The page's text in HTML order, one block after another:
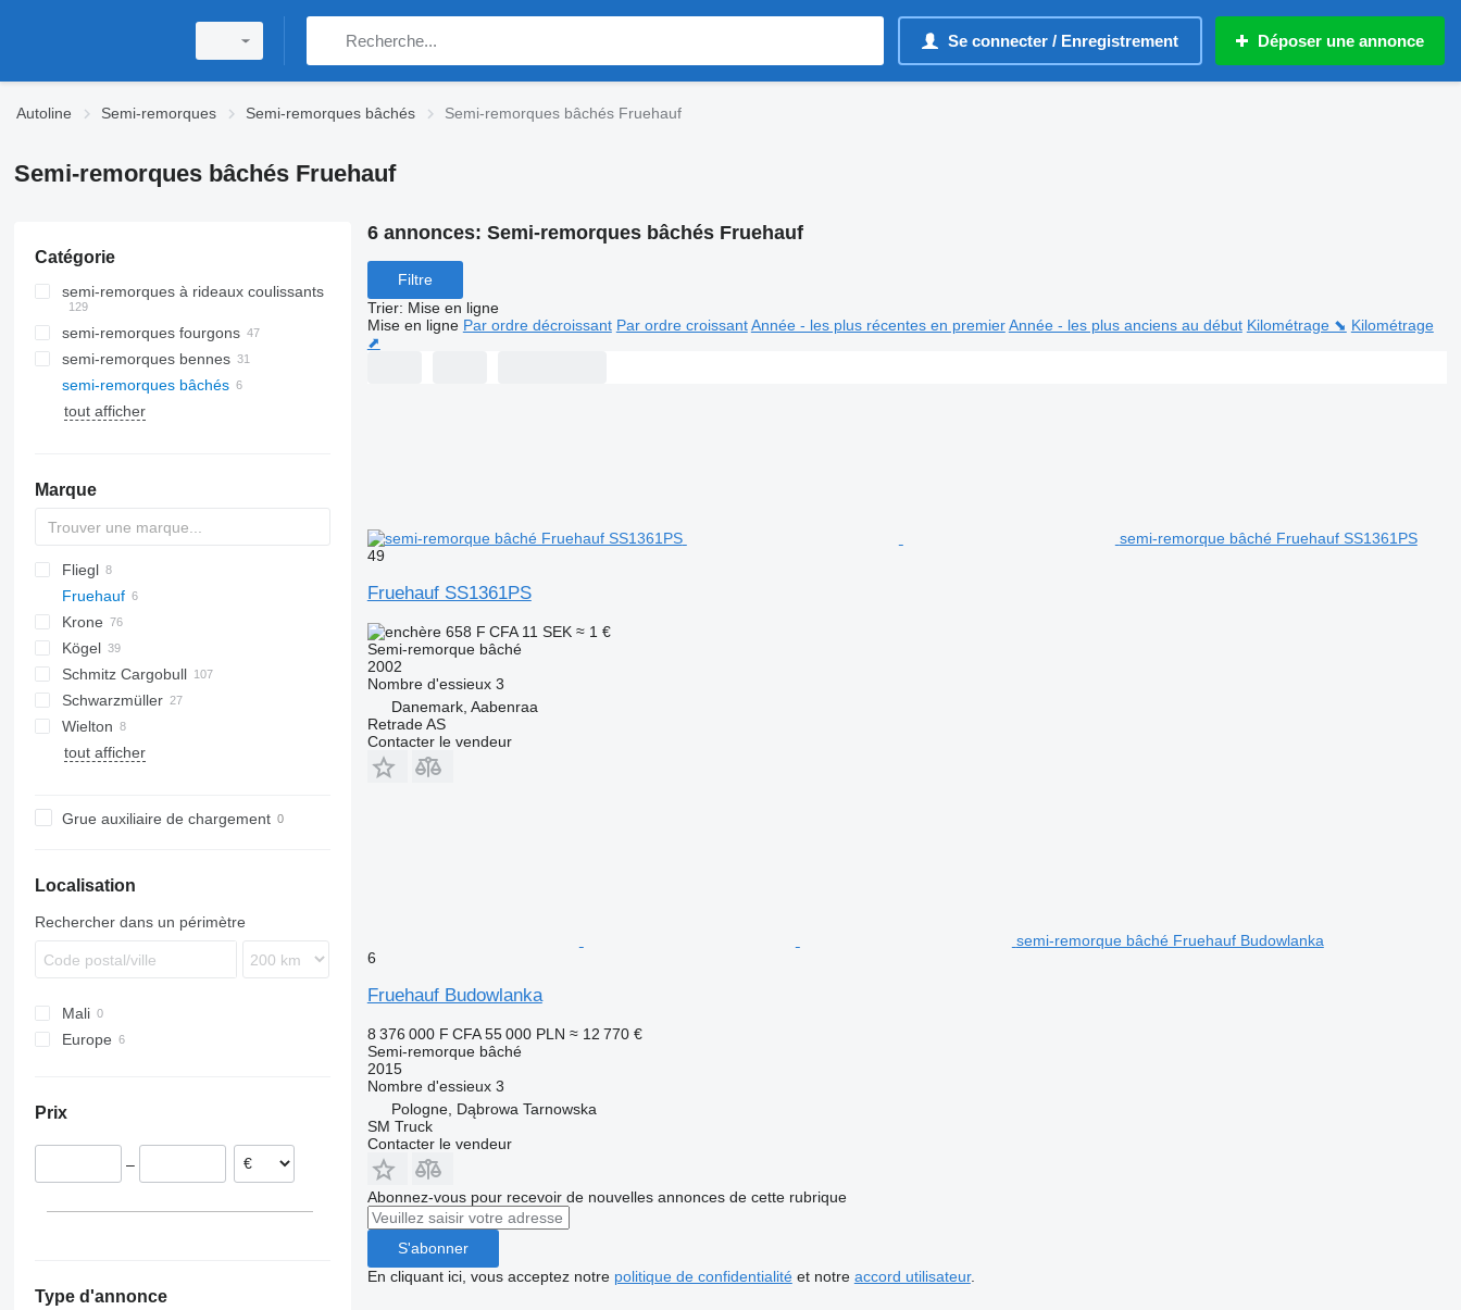
Se connecter / Enregistrement Déposer une annonce
Autoline Semi-remorques Semi-remorques bâchés Semi-remorques bâchés Fruehauf
Semi-remorques bâchés Fruehauf
Catégorie
semi-remorques à rideaux coulissants
semi-remorques fourgons
semi-remorques bennes
semi-remorques bâchés
tout afficher
Marque
TRB
Fliegl
SDS
Fruehauf
TX
TX34
SDS-H
SP
K-series
CF
Krone
Mega Liner
Profi Liner
SD
SDP
Kögel
S 24
SN
MPS
NV
S-series
Schmitz Cargobull
MEGA
S-series
SCB
Schwarzmüller
S1
SPA
Wielton
NS
tout afficher
Grue auxiliaire de chargement
Localisation
Rechercher dans un périmètre
Mali
Europe
Italie
Danemark
Prix
–
Type d'annonce
6 annonces: Semi-remorques bâchés Fruehauf
Filtre
Trier: Mise en ligne
Mise en ligne Par ordre décroissant Par ordre croissant Année - les plus récentes en premier Année - les plus anciens au début Kilométrage ⬊ Kilométrage
⬈
semi-remorque bâché Fruehauf SS1361PS
49
Fruehauf SS1361PS
658 F CFA 11 SEK ≈ 1 €
Semi-remorque bâché
2002
Nombre d'essieux 3
Danemark, Aabenraa
Retrade AS
Contacter le vendeur
semi-remorque bâché Fruehauf Budowlanka
6
Fruehauf Budowlanka
8 376 000 F CFA 55 000 PLN ≈ 12 770 €
Semi-remorque bâché
2015
Nombre d'essieux 3
Pologne, Dąbrowa Tarnowska
SM Truck
Contacter le vendeur
Abonnez-vous pour recevoir de nouvelles annonces de cette rubrique
S'abonner
En cliquant ici, vous acceptez notre politique de confidentialitéet notre accord utilisateur.